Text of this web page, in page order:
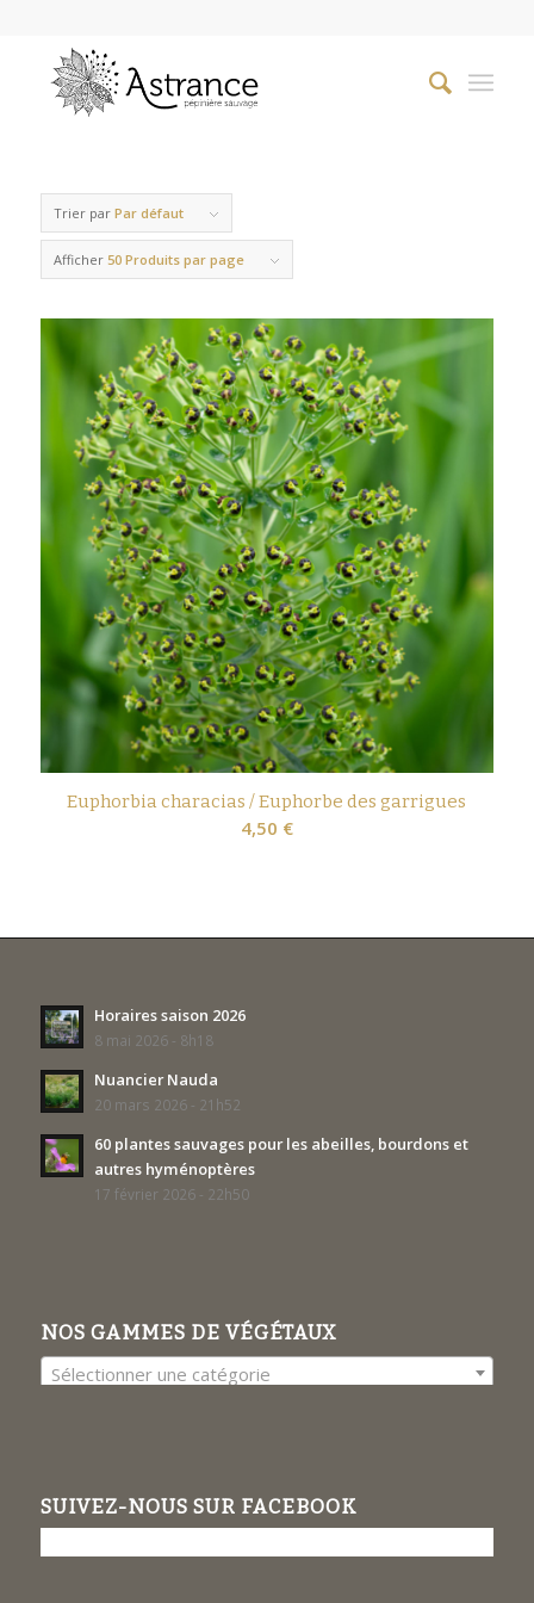
Trier par Par défaut
Afficher 50 Produits par page
Euphorbia characias / Euphorbe des garrigues
4,50 €
Horaires saison 2026
8 mai 2026 - 8h18
Nuancier Nauda
20 mars 2026 - 21h52
60 plantes sauvages pour les abeilles, bourdons et
autres hyménoptères
17 février 2026 - 22h50
NOS GAMMES DE VÉGÉTAUX
Sélectionner une catégorie
SUIVEZ-NOUS SUR FACEBOOK